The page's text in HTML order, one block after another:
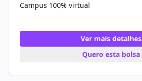
Campus 100% virtual
Ver mais detalhes
Quero esta bolsa